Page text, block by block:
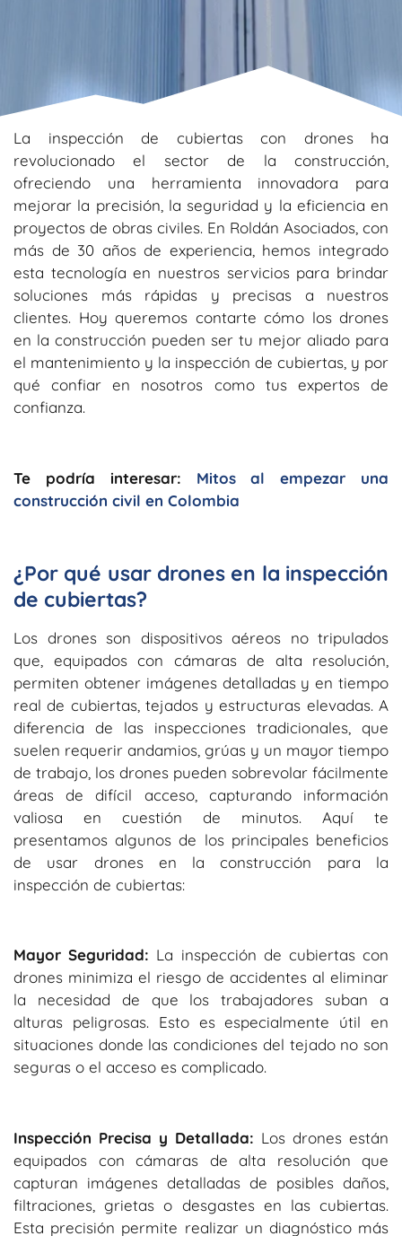
La inspección de cubiertas con drones ha
revolucionado el sector de la construcción,
ofreciendo una herramienta innovadora para
mejorar la precisión, la seguridad y la eficiencia en
proyectos de obras civiles. En Roldán Asociados, con
más de 30 años de experiencia, hemos integrado
esta tecnología en nuestros servicios para brindar
soluciones más rápidas y precisas a nuestros
clientes. Hoy queremos contarte cómo los drones
en la construcción pueden ser tu mejor aliado para
el mantenimiento y la inspección de cubiertas, y por
qué confiar en nosotros como tus expertos de
confianza.
Te podría interesar: Mitos al empezar una
construcción civil en Colombia
¿Por qué usar drones en la inspección
de cubiertas?
Los drones son dispositivos aéreos no tripulados
que, equipados con cámaras de alta resolución,
permiten obtener imágenes detalladas y en tiempo
real de cubiertas, tejados y estructuras elevadas. A
diferencia de las inspecciones tradicionales, que
suelen requerir andamios, grúas y un mayor tiempo
de trabajo, los drones pueden sobrevolar fácilmente
áreas de difícil acceso, capturando información
valiosa en cuestión de minutos. Aquí te
presentamos algunos de los principales beneficios
de usar drones en la construcción para la
inspección de cubiertas:
Mayor Seguridad: La inspección de cubiertas con
drones minimiza el riesgo de accidentes al eliminar
la necesidad de que los trabajadores suban a
alturas peligrosas. Esto es especialmente útil en
situaciones donde las condiciones del tejado no son
seguras o el acceso es complicado.
Inspección Precisa y Detallada: Los drones están
equipados con cámaras de alta resolución que
capturan imágenes detalladas de posibles daños,
filtraciones, grietas o desgastes en las cubiertas.
Esta precisión permite realizar un diagnóstico más